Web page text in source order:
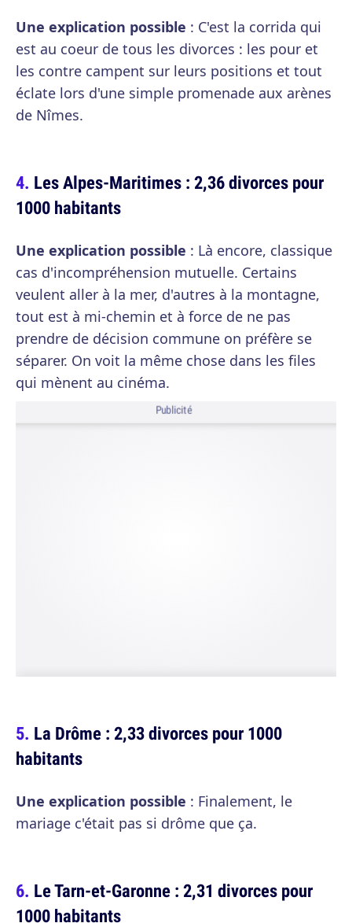
Une explication possible : C'est la corrida qui
est au coeur de tous les divorces : les pour et
les contre campent sur leurs positions et tout
éclate lors d'une simple promenade aux arènes
de Nîmes.
Les Alpes-Maritimes : 2,36 divorces pour
1000 habitants
Une explication possible : Là encore, classique
cas d'incompréhension mutuelle. Certains
veulent aller à la mer, d'autres à la montagne,
tout est à mi-chemin et à force de ne pas
prendre de décision commune on préfère se
séparer. On voit la même chose dans les files
qui mènent au cinéma.
Publicité
La Drôme : 2,33 divorces pour 1000
habitants
Une explication possible : Finalement, le
mariage c'était pas si drôme que ça.
Le Tarn-et-Garonne : 2,31 divorces pour
1000 habitants